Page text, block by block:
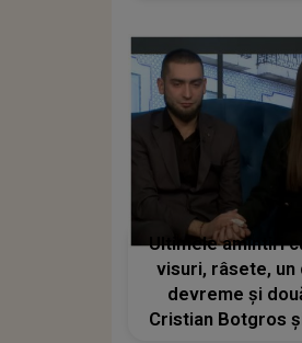
care părinții
Ultimele amintiri
visuri, râsete,
devreme și
Cristian Botgros